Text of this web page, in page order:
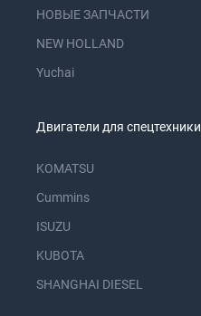
НОВЫЕ ЗАПЧАСТИ
NEW HOLLAND
Yuchai
Двигатели для
KOMATSU
Cummins
ISUZU
KUBOTA
SHANGHAI DIESEL